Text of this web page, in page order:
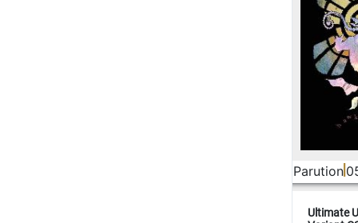
Parution
Ultimate